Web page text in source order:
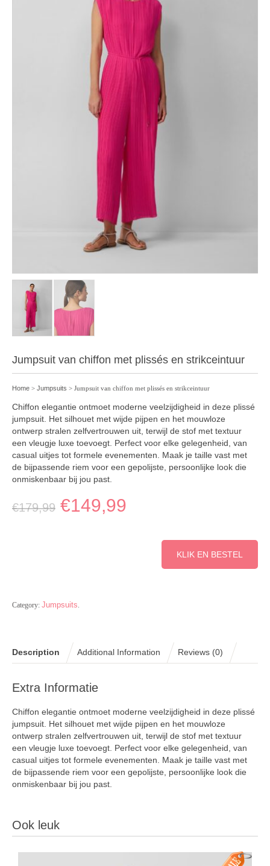
Jumpsuit van chiffon met plissés en strikceintuur
Home > Jumpsuits > Jumpsuit van chiffon met plissés en strikceintuur
Chiffon elegantie ontmoet moderne veelzijdigheid in deze plissé
jumpsuit. Het silhouet met wijde pijpen en het mouwloze
ontwerp stralen zelfvertrouwen uit, terwijl de stof met textuur
een vleugje luxe toevoegt. Perfect voor elke gelegenheid, van
casual uitjes tot formele evenementen. Maak je taille vast met
de bijpassende riem voor een gepolijste, persoonlijke look die
onmiskenbaar bij jou past.
€179,99 €149,99
KLIK EN BESTEL
Category: Jumpsuits.
Description Additional Information Reviews (0)
Extra Informatie
Chiffon elegantie ontmoet moderne veelzijdigheid in deze plissé
jumpsuit. Het silhouet met wijde pijpen en het mouwloze
ontwerp stralen zelfvertrouwen uit, terwijl de stof met textuur
een vleugje luxe toevoegt. Perfect voor elke gelegenheid, van
casual uitjes tot formele evenementen. Maak je taille vast met
de bijpassende riem voor een gepolijste, persoonlijke look die
onmiskenbaar bij jou past.
Ook leuk